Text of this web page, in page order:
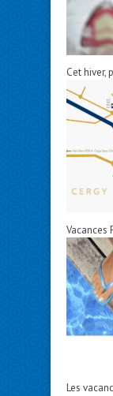
Cet hiver,
Vacances
Les